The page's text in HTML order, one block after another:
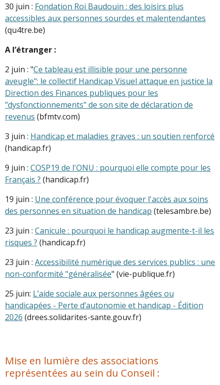
30 juin : Fondation Roi Baudouin : des loisirs plus
accessibles aux personnes sourdes et malentendantes
(qu4tre.be)
A l’étranger :
2 juin : "Ce tableau est illisible pour une personne
aveugle": le collectif Handicap Visuel attaque en justice la
Direction des Finances publiques pour les
"dysfonctionnements" de son site de déclaration de
revenus (bfmtv.com)
3 juin : Handicap et maladies graves : un soutien renforcé
(handicap.fr)
9 juin : COSP19 de l'ONU : pourquoi elle compte pour les
Français ? (handicap.fr)
19 juin : Une conférence pour évoquer l'accès aux soins
des personnes en situation de handicap (telesambre.be)
23 juin : Canicule : pourquoi le handicap augmente-t-il les
risques ? (handicap.fr)
23 juin : Accessibilité numérique des services publics : une
non-conformité "généralisée" (vie-publique.fr)
25 juin: L’aide sociale aux personnes âgées ou
handicapées - Perte d’autonomie et handicap - Édition
2026 (drees.solidarites-sante.gouv.fr)
Mise en lumière des associations
représentées au sein du Conseil :